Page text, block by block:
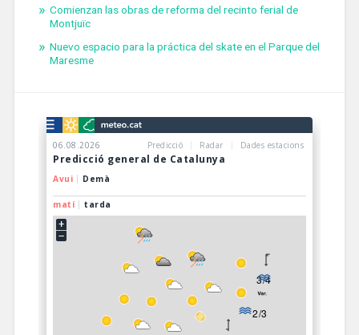
Comienzan las obras de reforma del recinto ferial de
Montjuïc
Nuevo espacio para la práctica del skate en el Parque del
Maresme